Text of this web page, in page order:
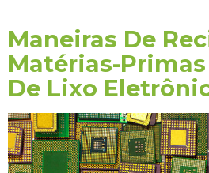
Maneiras De
Matérias-
De Lixo